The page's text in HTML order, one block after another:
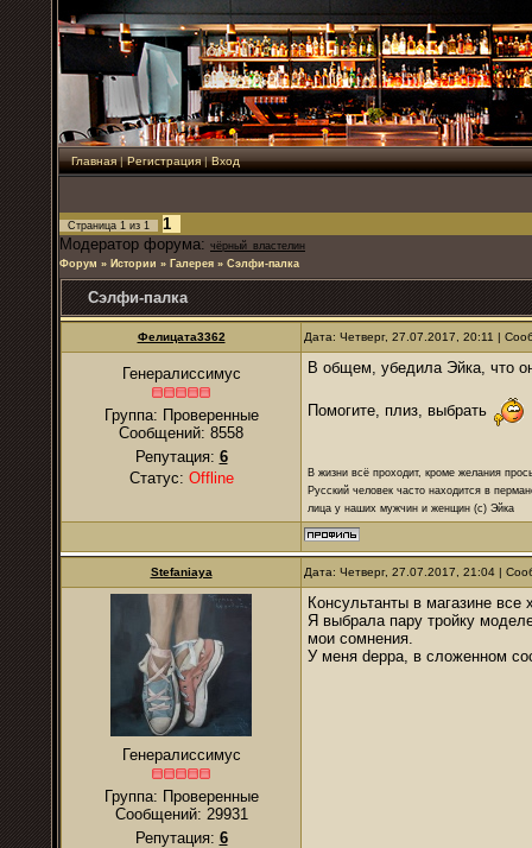
Главная|Регистрация|Вход
Страница 1 из 1
1
Модератор форума: чёрный_властелин
Форум » Истории » Галерея » Сэлфи-палка
Сэлфи-палка
Фелицата3362 Дата: Четверг, 27.07.2017, 20:11 |
Генералиссимус
Группа: Проверенные
Сообщений: 8558
Репутация: 6
Статус: Offline
В общем, убедила Эйка, что
Помогите, плиз, выбрать
В жизни всё проходит, кроме желания
Русский человек часто находится в
лица у наших мужчин и женщин (с) Эйка
Stefaniaya Дата: Четверг, 27.07.2017, 21:04 |
Генералиссимус
Группа: Проверенные
Сообщений: 29931
Репутация: 6
Консультанты в магазине
Я выбрала пару тройку
мои сомнения.
У меня deppa, в сложенном